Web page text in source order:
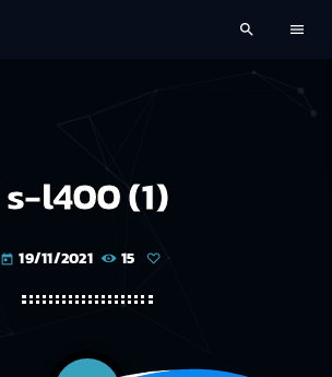
search menu
s-l400 (1)
today 19/11/2021 15